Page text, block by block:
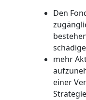
Den
mehr
einer